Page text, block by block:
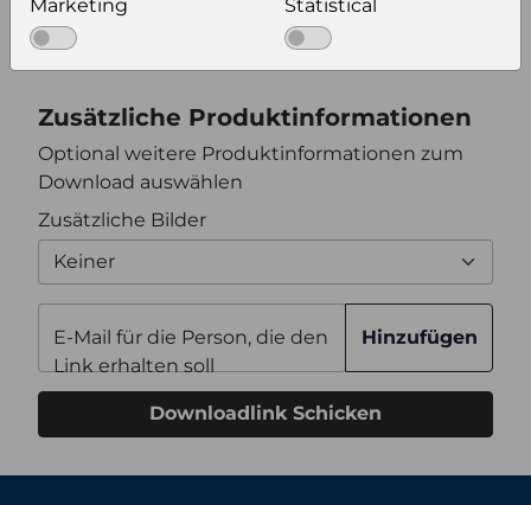
Bildauflösung
Zusätzliche Produktinformationen
Optional weitere Produktinformationen zum
Download auswählen
Zusätzliche Bilder
Keiner
E-Mail für die Person, die den
Link erhalten soll
Hinzufügen
Downloadlink Schicken
Marketing Statistical